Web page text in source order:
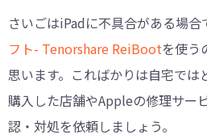
さいごはiPadに不具合がある場合
フト- Tenorshare ReiBootを使う
思います。こればかりは自宅では
購入した店舗やAppleの修理サー
認・対処を依頼しましょう。